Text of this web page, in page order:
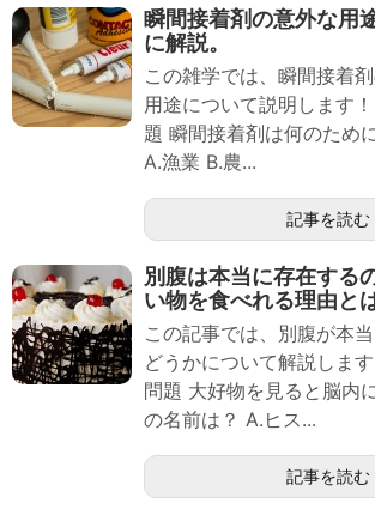
瞬間接着剤の意外な用
に解説。
この雑学では、瞬間接着
用途について説明します
題 瞬間接着剤は何のため
A.漁業 B.農...
記事を読む
別腹は本当に存在する
い物を食べれる理由とは
この記事では、別腹が本
どうかについて解説しま
問題 大好物を見ると脳内
の名前は？ A.ヒス...
記事を読む